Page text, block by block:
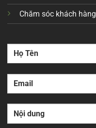
Chăm sóc khách hàng